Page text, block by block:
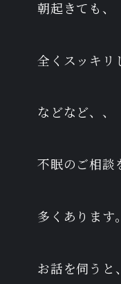
朝起きても、
全くスッキリ
などなど、、
不眠のご相談
多くあります。
お話を伺うと、